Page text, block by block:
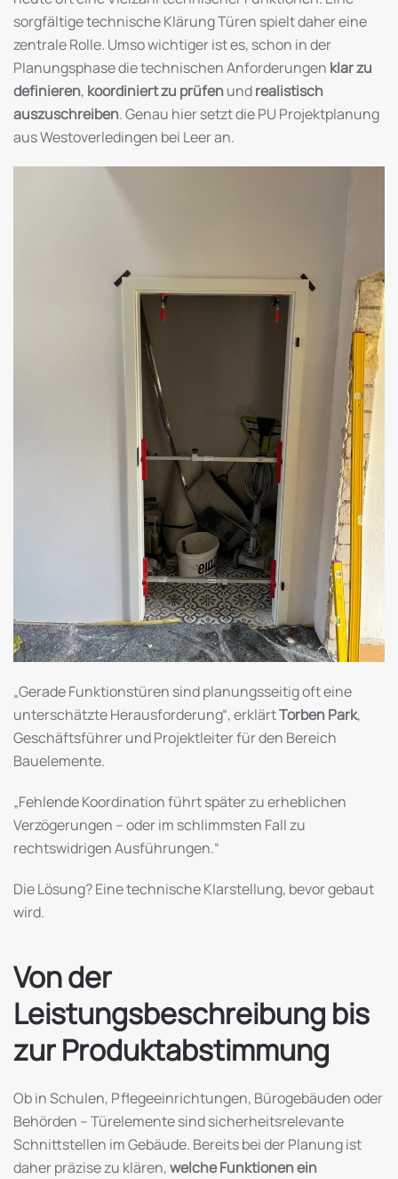
sorgfältige technische Klärung Türen spielt daher eine
zentrale Rolle. Umso wichtiger ist es, schon in der
Planungsphase die technischen Anforderungen klar zu
definieren, koordiniert zu prüfenundrealistisch
auszuschreiben. Genau hier setzt die PU Projektplanung
aus Westoverledingen bei Leer an.
„Gerade Funktionstüren sind planungsseitig oft eine
unterschätzte Herausforderung“, erklärtTorben Park,
Geschäftsführer und Projektleiter für den Bereich
Bauelemente.
„Fehlende Koordination führt später zu erheblichen
Verzögerungen – oder im schlimmsten Fall zu
rechtswidrigen Ausführungen.“
Die Lösung? Eine technische Klarstellung, bevor gebaut
wird.
Von der
Leistungsbeschreibung bis
zur Produktabstimmung
Ob in Schulen, Pflegeeinrichtungen, Bürogebäuden oder
Behörden – Türelemente sind sicherheitsrelevante
Schnittstellen im Gebäude. Bereits bei der Planung ist
daher präzise zu klären,welche Funktionen ein